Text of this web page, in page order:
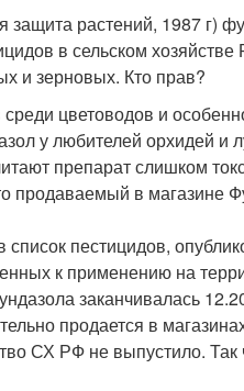
растений, 1987 г)
в сельском
и зерновых. Кто прав?
цветоводов и
у любителей орхидей и
препарат слишком
продаваемый в магазине
пестицидов,
к применению на
заканчивалась
продается в
СХ РФ не выпустило. Так